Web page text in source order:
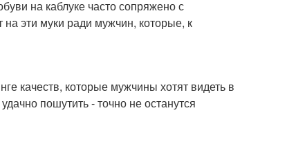
на каблуке часто сопряжено с
эти муки ради мужчин, которые, к
качеств, которые мужчины хотят видеть в
пошутить - точно не останутся